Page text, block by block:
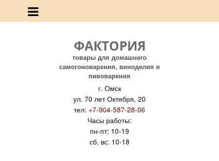
ФАКТОРИЯ
товары для домашнего
самогоноварения, виноделия и
пивоварения
г. Омск
ул. 70 лет Октября, 20
тел: +7-904-587-28-06
Часы работы:
пн-пт: 10-19
сб, вс: 10-18